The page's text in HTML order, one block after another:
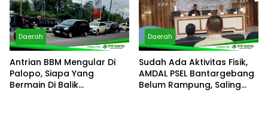
Daerah
Antrian BBM Mengular Di
Palopo, Siapa Yang
Bermain Di Balik
Daerah
Sudah Ada Aktivitas Fisik,
AMDAL PSEL Bantargebang
Belum Rampung, Saling